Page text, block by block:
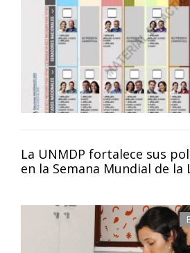
La UNMDP fortalece sus
en la Semana Mundial de la